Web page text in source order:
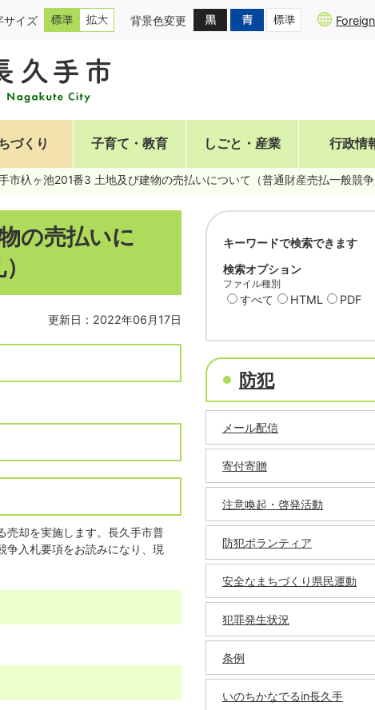
サイズ 背景色変更
づくり 子育て・教育 しごと・産業 行政情
市杁ヶ池201番3 土地及び建物の売払いについて（普通財産売払一般競争
の売払いに
更新日：2022年06月17日
売却を実施します。長久手市普
争入札要項をお読みになり、現
キーワードで検索できます
検索オプション
ファイル種別
すべて HTML PDF
防犯
メール配信
寄付寄贈
注意喚起・啓発活動
防犯ボランティア
安全なまちづくり県民運動
犯罪発生状況
条例
いのちかなでるin長久手